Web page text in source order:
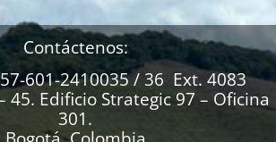
Contáctenos:
601-2410035 / 36 Ext. 4083
45. Edificio Strategic 97 – Oficina
301.